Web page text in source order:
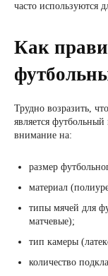
часто используются
Как
Трудно возразить,
является
внимание на:
размер
материал
типы мячей для
матчевые);
тип камеры
количество